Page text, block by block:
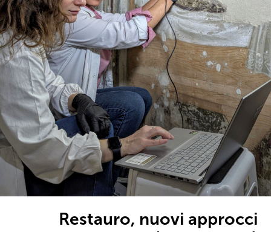
Restauro, nuovi approcci